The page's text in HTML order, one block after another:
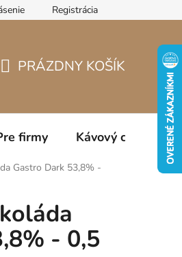
Registrácia
KOŠÍK
PRÁZDNY KOŠÍK
firmy Kávový catering
Gastro Dark 53,8% -
- 0,5